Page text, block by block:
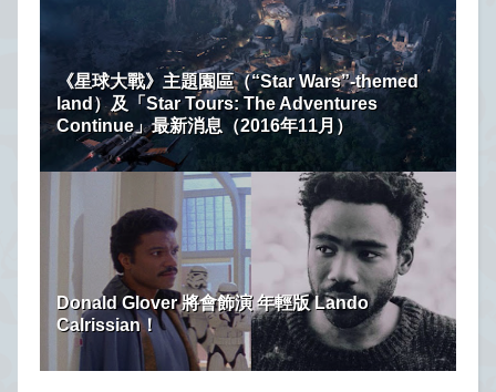
《星球大戰》主題園區（“Star Wars”-themed
land）及「Star Tours: The Adventures
Continue」最新消息（2016年11月）
Donald Glover 將會飾演 年輕版 Lando
Calrissian！